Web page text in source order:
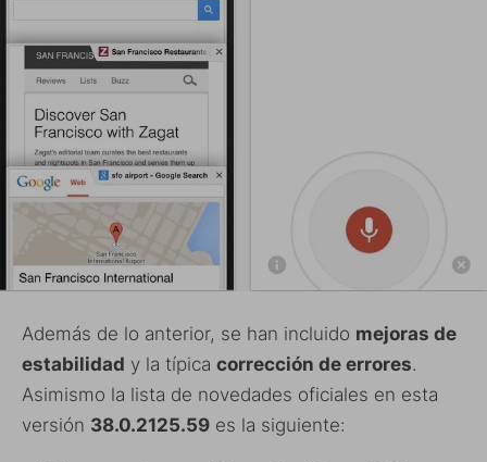
Además de lo anterior, se han incluido mejoras de
estabilidad y la típica corrección de errores.
Asimismo la lista de novedades oficiales en esta
versión 38.0.2125.59 es la siguiente: